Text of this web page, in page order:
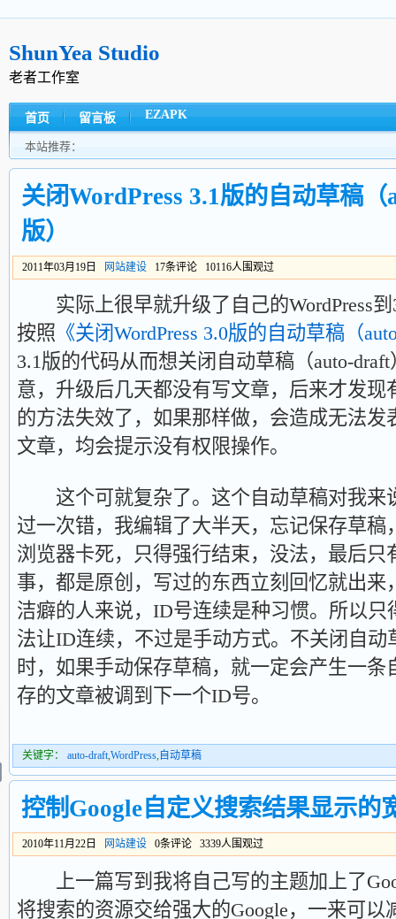
ShunYea Studio
老者工作室
首页 留言板 EZAPK
本站推荐：
关闭WordPress 3.1版的自动草稿
版）
2011年03月19日 网站建设 17条评论 10116人围观过
实际上很早就升级了自己的WordPress到
按照 《关闭WordPress 3.0版的自动草稿（
3.1版的代码从而想关闭自动草稿（auto-
意，升级后几天都没有写文章，后来才发现
的方法失效了，如果那样做，会造成无法发
文章，均会提示没有权限操作。
这个可就复杂了。这个自动草稿对我来
过一次错，我编辑了大半天，忘记保存草稿
浏览器卡死，只得强行结束，没法，最后只
事，都是原创，写过的东西立刻回忆就出来
洁癖的人来说，ID号连续是种习惯。所以
法让ID连续，不过是手动方式。不关闭自
时，如果手动保存草稿，就一定会产生一条
存的文章被调到下一个ID号。
关键字： auto-draft,WordPress,自动草稿
控制Google自定义搜索结果显示的
2010年11月22日 网站建设 0条评论 3339人围观过
上一篇写到我将自己写的主题加上了
将搜索的资源交给强大的Google，一来可